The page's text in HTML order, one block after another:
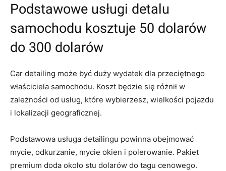
Podstawowe usługi detalu
samochodu kosztuje 50 dolarów
do 300 dolarów
Car detailing może być duży wydatek dla przeciętnego
właściciela samochodu. Koszt będzie się różnił w
zależności od usług, które wybierzesz, wielkości pojazdu
i lokalizacji geograficznej.
Podstawowa usługa detailingu powinna obejmować
mycie, odkurzanie, mycie okien i polerowanie. Pakiet
premium doda około stu dolarów do tagu cenowego.